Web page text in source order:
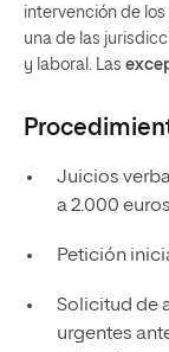
intervención de
una de las
y laboral. Las
Juicios
a 2.000
Petición
Solicitud de
urgentes